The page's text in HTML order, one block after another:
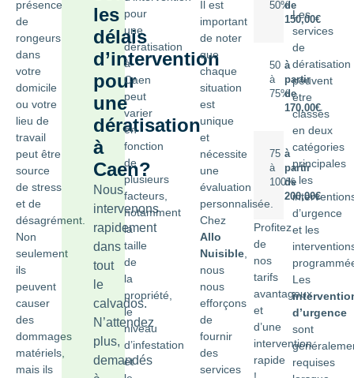
présence
de
rongeurs
dans
votre
domicile
ou votre
lieu de
travail
peut être
source
de stress
et de
désagrément.
Non
seulement
ils
peuvent
causer
des
dommages
matériels,
mais ils
les
délais
d’intervention
pour
une
dératisation
à
Caen?
Nous
intervenons
rapidement
dans
tout
le
calvados.
N’attendez
plus,
demandés
pour
une
dératisation
à
Caen
peut
varier
en
fonction
de
plusieurs
facteurs,
notamment
la
taille
de
la
propriété,
le
niveau
d’infestation
et
Il est
important
de noter
que
chaque
situation
est
unique
et
nécessite
une
évaluation
personnalisée.
Chez
Allo
Nuisible,
nous
nous
efforçons
de
fournir
des
services
50%de
150,00€
50
à
75%
à
partir
de
170,00€
75
à
100%
à
partir
de
200,00€
Profitez
de
nos
tarifs
avantageux
et
d’une
intervention
rapide
Les
services
de
dératisation
peuvent
être
classés
en deux
catégories
principales
: les
d’urgence
et les
Les
d’urgence
sont
requises